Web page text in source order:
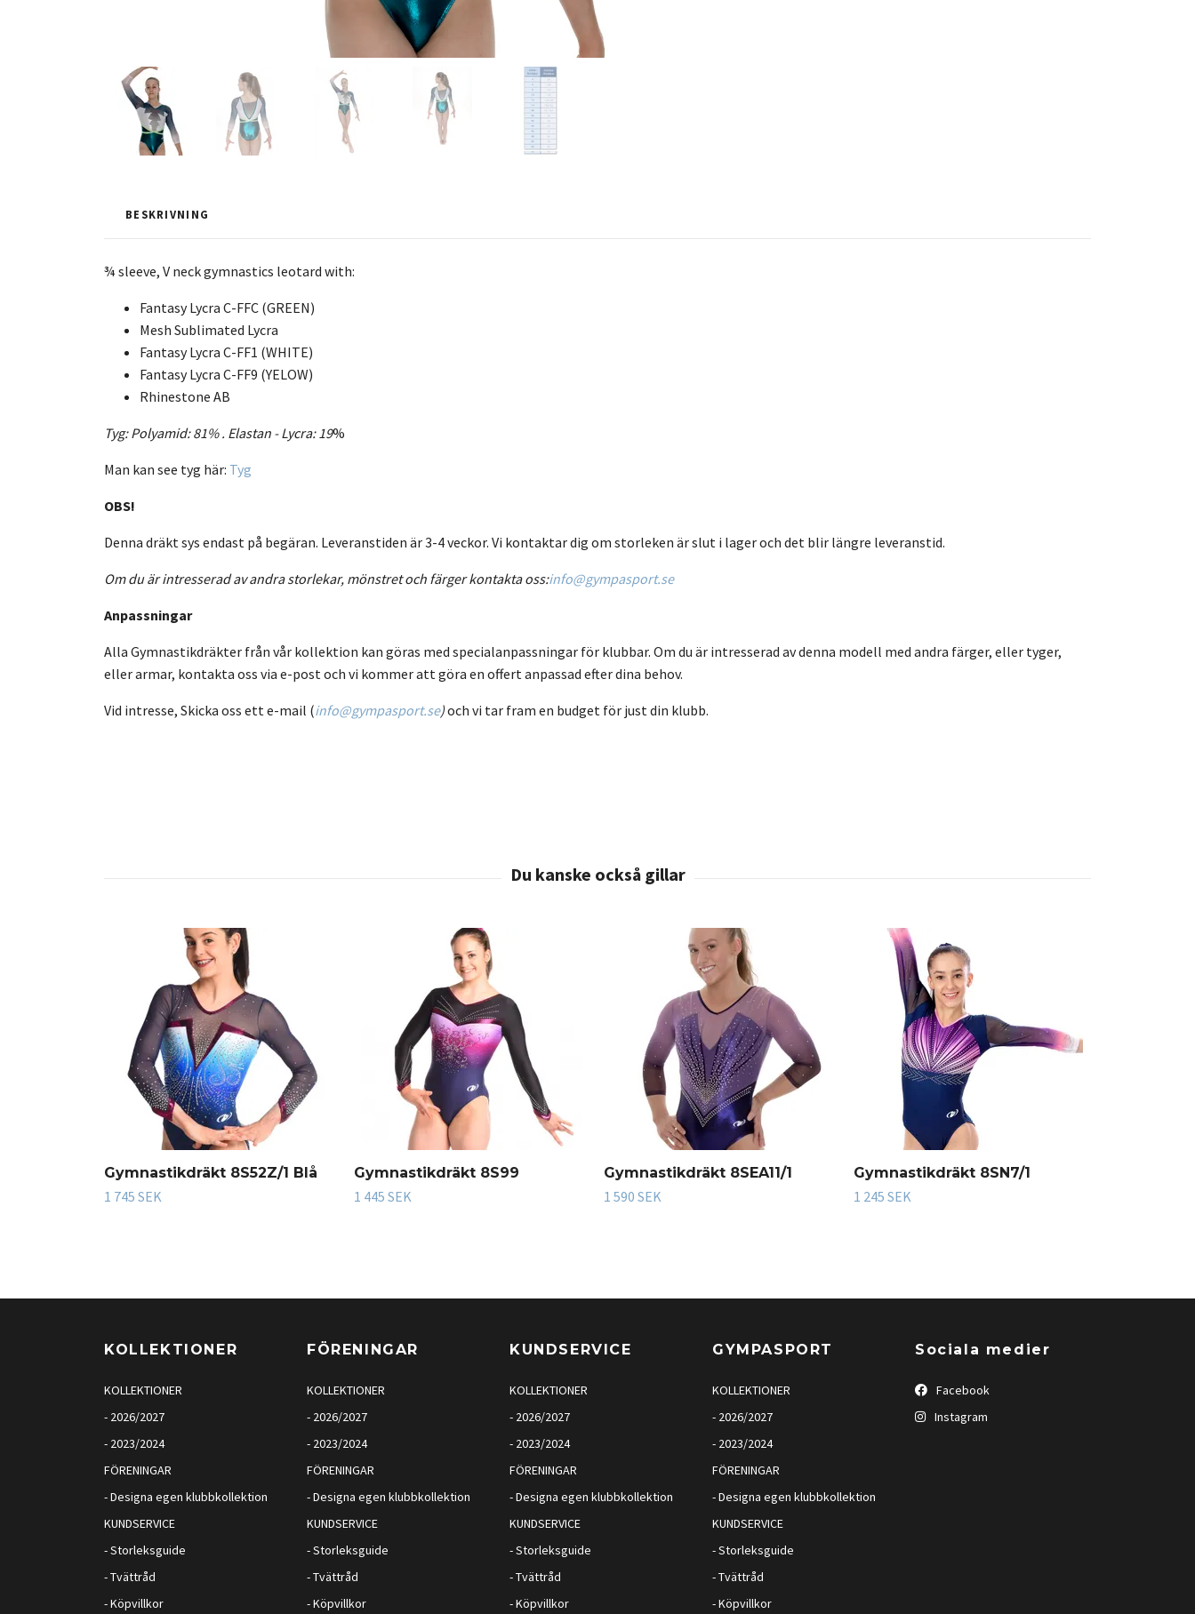
BESKRIVNING
¾ sleeve, V neck gymnastics leotard with:
Fantasy Lycra C-FFC (GREEN)
Mesh Sublimated Lycra
Fantasy Lycra C-FF1 (WHITE)
Fantasy Lycra C-FF9 (YELOW)
Rhinestone AB
Tyg: Polyamid: 81% . Elastan - Lycra:19%
Man kan see tyg här: Tyg
OBS!
Denna dräkt sys endast på begäran. Leveranstiden är 3-4 veckor. Vi kontaktar dig om storleken är slut i lager och det blir längre leveranstid.
Om du är intresserad av andra storlekar, mönstret och färger kontakta oss:info@gympasport.se
Anpassningar
Alla Gymnastikdräkter från vår kollektion kan göras med specialanpassningar för klubbar. Om du är intresserad av denna modell med andra färger, eller tyger,
eller armar, kontakta oss via e-post och vi kommer att göra en offert anpassad efter dina behov.
Vid intresse, Skicka oss ett e-mail (info@gympasport.se)och vi tar fram en budget för just din klubb.
Gymnastikdräkt 8S52Z/1 Blå
1 745 SEK
Gymnastikdräkt 8S99
1 445 SEK
Gymnastikdräkt 8SEA11/1
1 590 SEK
Gymnastikdräkt 8SN7/1
1 245 SEK
KOLLEKTIONER
KOLLEKTIONER
- 2026/2027
- 2023/2024
FÖRENINGAR
- Designa egen klubbkollektion
KUNDSERVICE
- Storleksguide
- Tvättråd
- Köpvillkor
FÖRENINGAR
KOLLEKTIONER
- 2026/2027
- 2023/2024
FÖRENINGAR
- Designa egen klubbkollektion
KUNDSERVICE
- Storleksguide
- Tvättråd
- Köpvillkor
KUNDSERVICE
KOLLEKTIONER
- 2026/2027
- 2023/2024
FÖRENINGAR
- Designa egen klubbkollektion
KUNDSERVICE
- Storleksguide
- Tvättråd
- Köpvillkor
GYMPASPORT
KOLLEKTIONER
- 2026/2027
- 2023/2024
FÖRENINGAR
- Designa egen klubbkollektion
KUNDSERVICE
- Storleksguide
- Tvättråd
- Köpvillkor
Sociala medier
Facebook
Instagram